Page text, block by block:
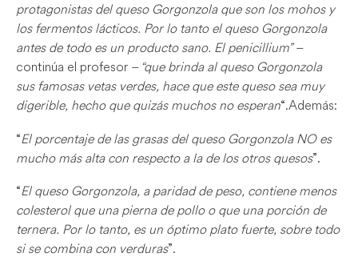
protagonistas del queso Gorgonzola que son los mohos y
los fermentos lácticos. Por lo tanto el queso Gorgonzola
antes de todo es un producto sano. El penicillium” –
continúa el profesor – “que brinda al queso Gorgonzola
sus famosas vetas verdes, hace que este queso sea muy
digerible, hecho que quizás muchos no esperan“.Además:
“El porcentaje de las grasas del queso Gorgonzola NO es
mucho más alta con respecto a la de los otros quesos”.
“El queso Gorgonzola, a paridad de peso, contiene menos
colesterol que una pierna de pollo o que una porción de
ternera. Por lo tanto, es un óptimo plato fuerte, sobre todo
si se combina con verduras”.